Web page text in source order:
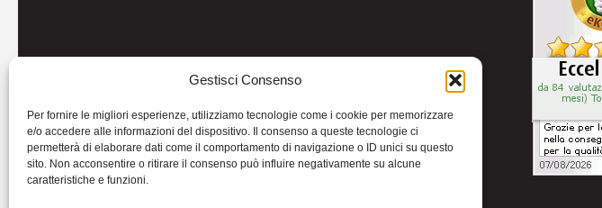
Gestisci Consenso
Per fornire le migliori esperienze, utilizziamo tecnologie come i cookie per memorizzare
e/o accedere alle informazioni del dispositivo. Il consenso a queste tecnologie ci
permetterà di elaborare dati come il comportamento di navigazione o ID unici su questo
sito. Non acconsentire o ritirare il consenso può influire negativamente su alcune
caratteristiche e funzioni.